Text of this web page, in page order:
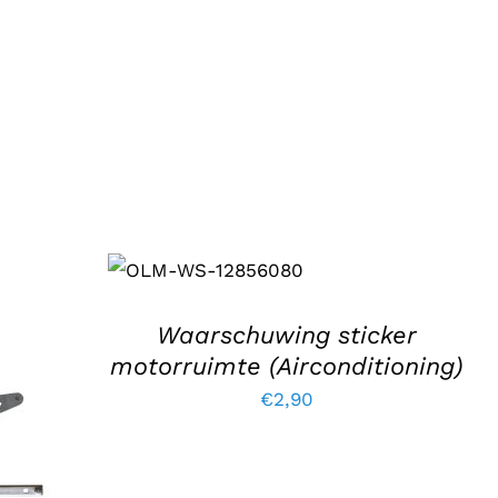
WINKELWAGEN
/
Waarschuwing sticker
motorruimte (Airconditioning)
€2,90